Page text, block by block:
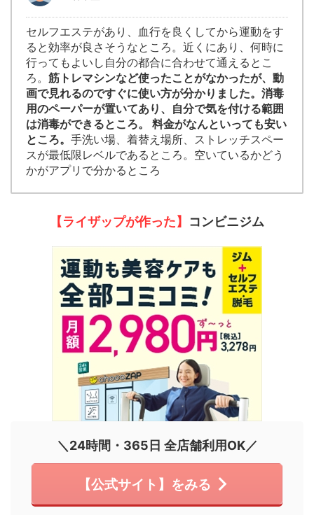
セルフエステがあり、血行を良くしてから運動をす
ると効率が良さそうなところ。近くにあり、何時に
行ってもよいし自分の都合に合わせて通えるとこ
ろ。 筋トレマシンなど使ったことがなかったが、動
画で見れるのですぐに使い方が分かりました。消毒
用のペーパーが置いてあり、自分で気を付ける範囲
は消毒ができるところ。 料金がなんといっても安い
ところ。 手洗い場、着替え場所、ストレッチスペー
スが最低限レベルであるところ。空いているかどう
かがアプリで分かるところ
【ライザップが作った】 コンビニジム
＼24時間・365日 全店舗利用OK／
【公式サイト】をみる